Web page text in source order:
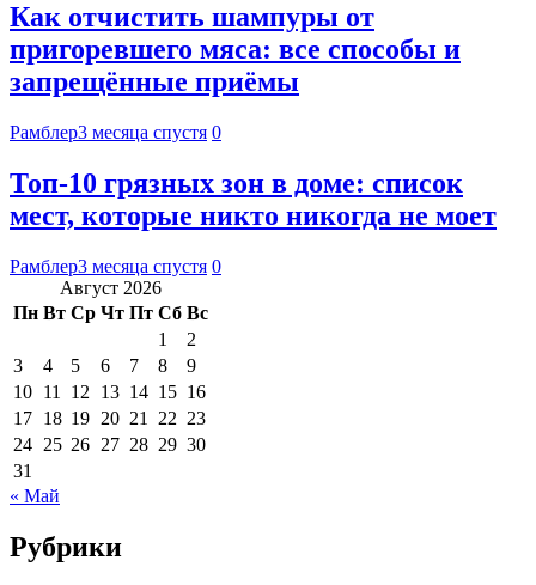
Как отчистить шампуры от
пригоревшего мяса: все способы и
запрещённые приёмы
Рамблер3 месяца спустя 0
Топ-10 грязных зон в доме: список
мест, которые никто никогда не моет
Рамблер3 месяца спустя 0
Август 2026
Пн Вт Ср Чт Пт Сб Вс
1
2
3
4 5 6 7 8
9
10 11 12 13 14 15 16
17 18 19 20 21 22 23
24 25 26 27 28 29 30
31
« Май
Рубрики